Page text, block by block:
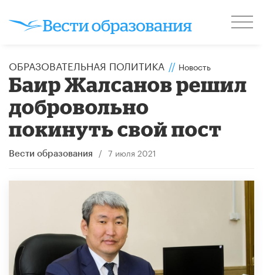
ОБРАЗОВАТЕЛЬНАЯ ПОЛИТИКА // Новость
Баир Жалсанов решил
добровольно
покинуть свой пост
Вести образования / 7 июля 2021